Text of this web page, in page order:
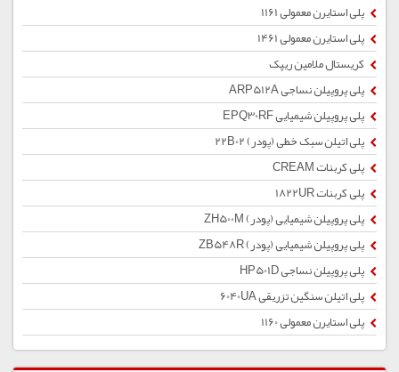
پلی استایرن معمولی 1161
پلی استایرن معمولی 1461
کریستال ملامین ریپک
پلی پروپیلن نساجی ARP512A
پلی پروپیلن شیمیایی EPQ30RF
پلی اتیلن سبک خطی (پودر) 22B02
پلی کربنات CREAM
پلی کربنات 1822UR
پلی پروپیلن شیمیایی (پودر) ZH500M
پلی پروپیلن شیمیایی (پودر) ZB548R
پلی پروپیلن نساجی HP501D
پلی اتیلن سنگین تزریقی 6040UA
پلی استایرن معمولی 1160